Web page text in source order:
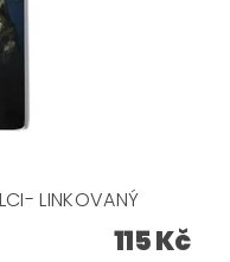
LINKOVANÝ
115 Kč